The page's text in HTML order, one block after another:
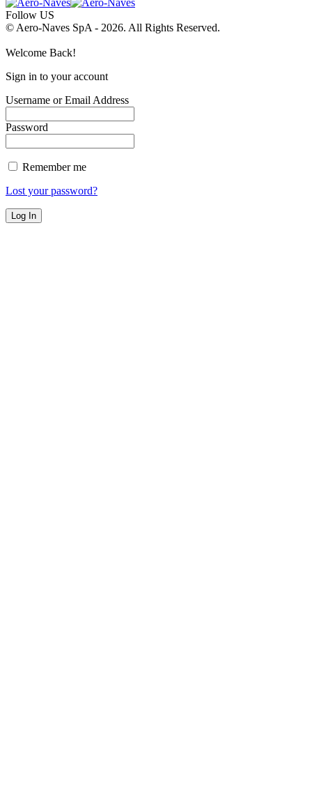
Follow US
© Aero-Naves SpA - 2026. All Rights Reserved.
Welcome Back!
Sign in to your account
Username or Email Address
Password
Remember me
Lost your password?